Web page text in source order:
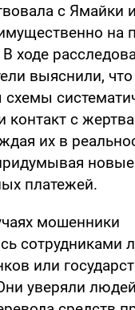
с Ямайки
на
ходе
выяснили, что
схемы
контакт с
их в
платежей.
мошенники
сотрудниками
или
уверяли